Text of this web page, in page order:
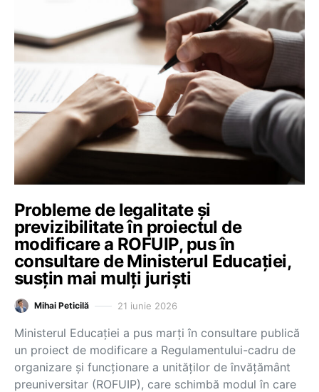
Probleme de legalitate și
previzibilitate în proiectul de
modificare a ROFUIP, pus în
consultare de Ministerul Educației,
susțin mai mulți juriști
Mihai Peticilă 21 iunie 2026
Ministerul Educației a pus marți în consultare publică
un proiect de modificare a Regulamentului-cadru de
organizare și funcționare a unităților de învățământ
preuniversitar (ROFUIP), care schimbă modul în care